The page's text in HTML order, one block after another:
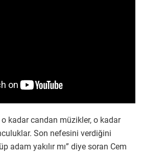
kadar candan müzikler, o kadar
Son nefesini verdiğini
adam yakılır mı” diye soran Cem